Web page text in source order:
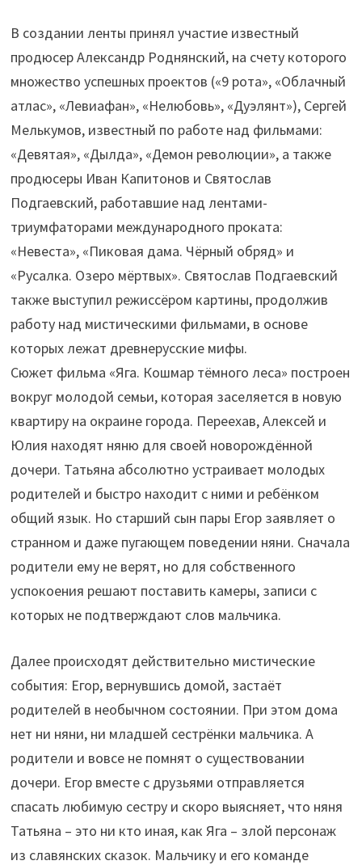
В создании ленты принял участие известный
продюсер Александр Роднянский, на счету которого
множество успешных проектов («9 рота», «Облачный
атлас», «Левиафан», «Нелюбовь», «Дуэлянт»), Сергей
Мелькумов, известный по работе над фильмами:
«Девятая», «Дылда», «Демон революции», а также
продюсеры Иван Капитонов и Святослав
Подгаевский, работавшие над лентами-
триумфаторами международного проката:
«Невеста», «Пиковая дама. Чёрный обряд» и
«Русалка. Озеро мёртвых». Святослав Подгаевский
также выступил режиссёром картины, продолжив
работу над мистическими фильмами, в основе
которых лежат древнерусские мифы.
Сюжет фильма «Яга. Кошмар тёмного леса» построен
вокруг молодой семьи, которая заселяется в новую
квартиру на окраине города. Переехав, Алексей и
Юлия находят няню для своей новорождённой
дочери. Татьяна абсолютно устраивает молодых
родителей и быстро находит с ними и ребёнком
общий язык. Но старший сын пары Егор заявляет о
странном и даже пугающем поведении няни. Сначала
родители ему не верят, но для собственного
успокоения решают поставить камеры, записи с
которых не подтверждают слов мальчика.
Далее происходят действительно мистические
события: Егор, вернувшись домой, застаёт
родителей в необычном состоянии. При этом дома
нет ни няни, ни младшей сестрёнки мальчика. А
родители и вовсе не помнят о существовании
дочери. Егор вместе с друзьями отправляется
спасать любимую сестру и скоро выясняет, что няня
Татьяна – это ни кто иная, как Яга – злой персонаж
из славянских сказок. Мальчику и его команде